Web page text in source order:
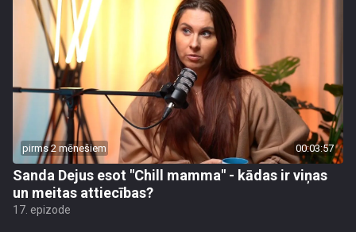
pirms 2 mēnešiem 00:03:57
Sanda Dejus esot "Chill mamma" - kādas ir viņas
un meitas attiecības?
17. epizode